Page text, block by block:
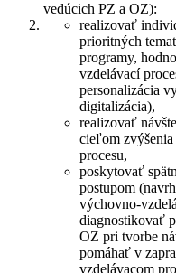
vedúcich PZ a OZ):
realizovať
prioritných
programy,
vzdelávací
personalizácia
digitalizácia),
realizovať
cieľom
procesu,
poskytovať
postupom
výchovno-
diagnostikovať
OZ pri tvorbe
pomáhať v
vzdelávacom